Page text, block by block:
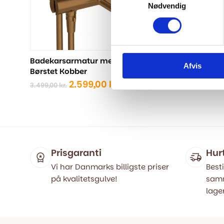
Nødvendig
Afvis
Badekarsarmatur med brusesæt -
Børstet Kobber
3.499,00kr. Den
2.599,00 kr.
Mat Hvid
Prisgaranti
Vi har Danmarks billigste priser
på kvalitetsgulve!